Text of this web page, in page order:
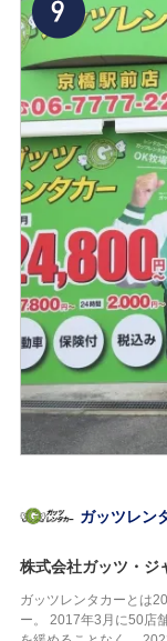
ガッツレン
株式会社ガッツ・ジ
ガッツレンタカーとは
ー。 2017年3月に50店